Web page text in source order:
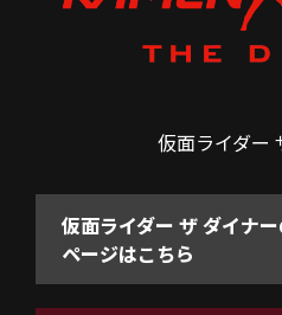
仮面ライダー
仮面ライダー ザ ダイナ
ページはこちら